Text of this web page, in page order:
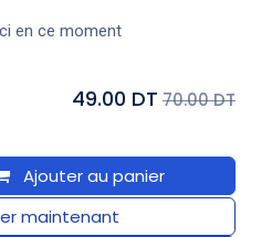
en ce moment
Ajouter au panier
maintenant
49.00 DT 70.00 DT